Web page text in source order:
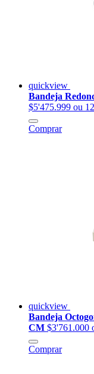
quickview
Bandeja
$5'475.999 ou
Comprar
quickview
Bandeja
CM $3'761.000
Comprar